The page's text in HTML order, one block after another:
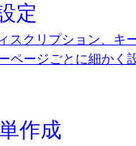
定
スクリプション、キ
ページごとに細かく
作成